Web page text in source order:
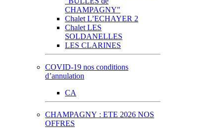
CHAMPAGNY"
Chalet L’ECHAYER 2
Chalet LES
SOLDANELLES
LES CLARINES
COVID-19 nos conditions
d’annulation
CA
CHAMPAGNY : ETE 2026 NOS
OFFRES